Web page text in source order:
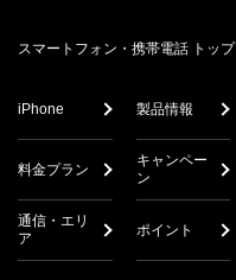
スマートフォン・携帯電話 トップ
iPhone 製品情報
料金プラン
キャンペー
ン
通信・エリ
ア
ポイント